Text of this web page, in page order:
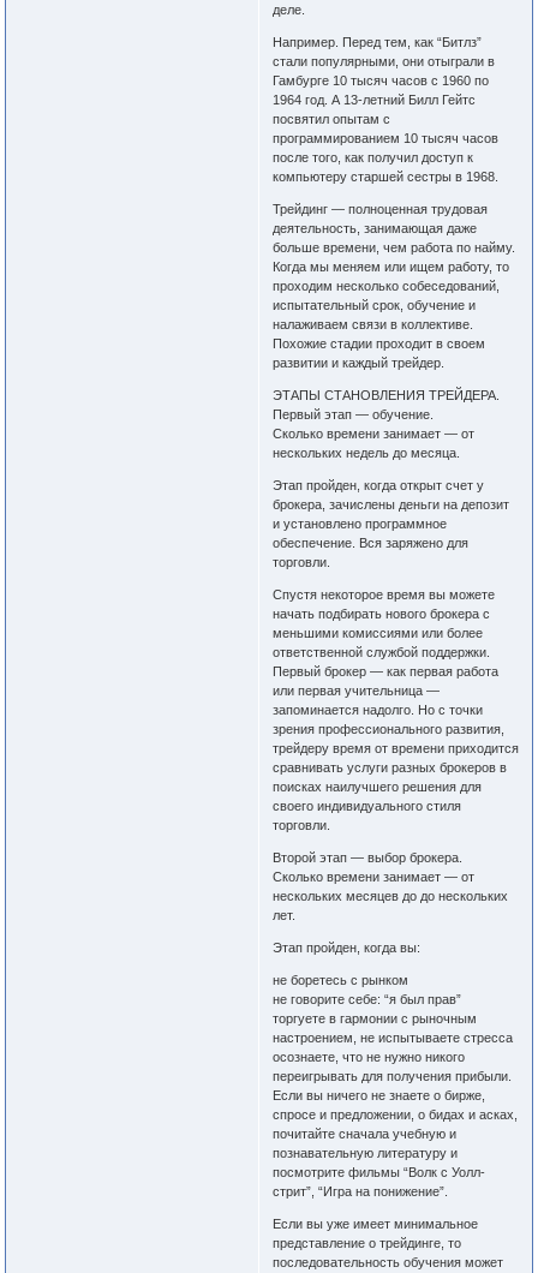
деле.
Например. Перед тем, как “Битлз”
стали популярными, они отыграли в
Гамбурге 10 тысяч часов с 1960 по
1964 год. А 13-летний Билл Гейтс
посвятил опытам с
программированием 10 тысяч часов
после того, как получил доступ к
компьютеру старшей сестры в 1968.
Трейдинг — полноценная трудовая
деятельность, занимающая даже
больше времени, чем работа по найму.
Когда мы меняем или ищем работу, то
проходим несколько собеседований,
испытательный срок, обучение и
налаживаем связи в коллективе.
Похожие стадии проходит в своем
развитии и каждый трейдер.
ЭТАПЫ СТАНОВЛЕНИЯ ТРЕЙДЕРА.
Первый этап — обучение.
Сколько времени занимает — от
нескольких недель до месяца.
Этап пройден, когда открыт счет у
брокера, зачислены деньги на депозит
и установлено программное
обеспечение. Вся заряжено для
торговли.
Спустя некоторое время вы можете
начать подбирать нового брокера с
меньшими комиссиями или более
ответственной службой поддержки.
Первый брокер — как первая работа
или первая учительница —
запоминается надолго. Но с точки
зрения профессионального развития,
трейдеру время от времени приходится
сравнивать услуги разных брокеров в
поисках наилучшего решения для
своего индивидуального стиля
торговли.
Второй этап — выбор брокера.
Сколько времени занимает — от
нескольких месяцев до до нескольких
лет.
Этап пройден, когда вы:
не боретесь с рынком
не говорите себе: “я был прав”
торгуете в гармонии с рыночным
настроением, не испытываете стресса
осознаете, что не нужно никого
переигрывать для получения прибыли.
Если вы ничего не знаете о бирже,
спросе и предложении, о бидах и асках,
почитайте сначала учебную и
познавательную литературу и
посмотрите фильмы “Волк с Уолл-
стрит”, “Игра на понижение”.
Если вы уже имеет минимальное
представление о трейдинге, то
последовательность обучения может